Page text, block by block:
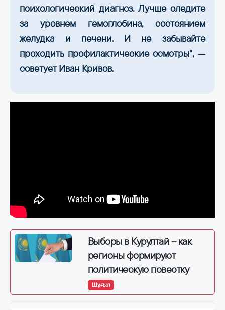
психологический диагноз. Лучше следите
за уровнем гемоглобина, состоянием
желудка и печени. И не забывайте
проходить профилактические осмотры", —
советует Иван Кривов.
Выборы в Курултай – как
регионы формируют
политическую повестку
Шұғыл